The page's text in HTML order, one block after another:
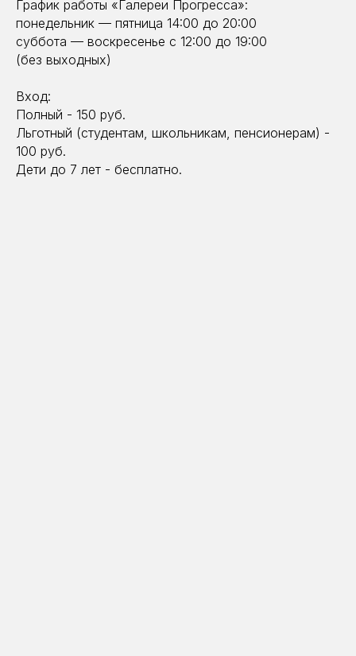
График работы «Галереи Прогресса»:
понедельник — пятница 14:00 до 20:00
суббота — воскресенье с 12:00 до 19:00
(без выходных)
Вход:
Полный - 150 руб.
Льготный (студентам, школьникам, пенсионерам) -
100 руб.
Дети до 7 лет - бесплатно.